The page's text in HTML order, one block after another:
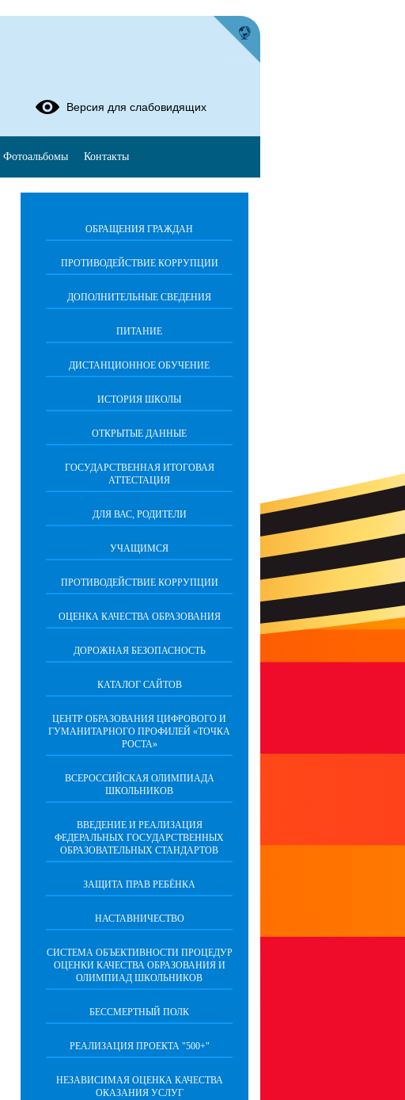
ОБРАЩЕНИЯ ГРАЖДАН
ПРОТИВОДЕЙСТВИЕ КОРРУПЦИИ
ДОПОЛНИТЕЛЬНЫЕ СВЕДЕНИЯ
ПИТАНИЕ
ДИСТАНЦИОННОЕ ОБУЧЕНИЕ
ИСТОРИЯ ШКОЛЫ
ОТКРЫТЫЕ ДАННЫЕ
ГОСУДАРСТВЕННАЯ ИТОГОВАЯ
АТТЕСТАЦИЯ
ДЛЯ ВАС, РОДИТЕЛИ
УЧАЩИМСЯ
ПРОТИВОДЕЙСТВИЕ КОРРУПЦИИ
ОЦЕНКА КАЧЕСТВА ОБРАЗОВАНИЯ
ДОРОЖНАЯ БЕЗОПАСНОСТЬ
КАТАЛОГ САЙТОВ
ЦЕНТР ОБРАЗОВАНИЯ ЦИФРОВОГО И
ГУМАНИТАРНОГО ПРОФИЛЕЙ «ТОЧКА
РОСТА»
ВСЕРОССИЙСКАЯ ОЛИМПИАДА
ШКОЛЬНИКОВ
ВВЕДЕНИЕ И РЕАЛИЗАЦИЯ
ФЕДЕРАЛЬНЫХ ГОСУДАРСТВЕННЫХ
ОБРАЗОВАТЕЛЬНЫХ СТАНДАРТОВ
ЗАЩИТА ПРАВ РЕБЁНКА
НАСТАВНИЧЕСТВО
CИСТЕМА ОБЪЕКТИВНОСТИ ПРОЦЕДУР
ОЦЕНКИ КАЧЕСТВА ОБРАЗОВАНИЯ И
ОЛИМПИАД ШКОЛЬНИКОВ
БЕССМЕРТНЫЙ ПОЛК
РЕАЛИЗАЦИЯ ПРОЕКТА "500+"
НЕЗАВИСИМАЯ ОЦЕНКА КАЧЕСТВА
ОКАЗАНИЯ УСЛУГ
Версия для слабовидящих
Фотоальбомы Контакты